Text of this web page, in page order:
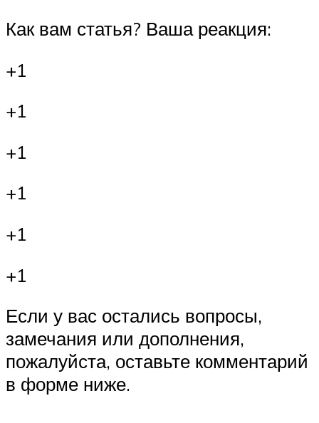
Как вам статья? Ваша реакция:
+1
+1
+1
+1
+1
+1
Если у вас остались вопросы,
замечания или дополнения,
пожалуйста, оставьте комментарий
в форме ниже.